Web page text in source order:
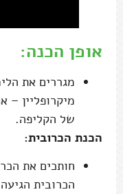
אופן הכנה:
מגררים את
מיקרופליין –
של הקליפה.
הכנת הכרובית:
חותכים את
הכרובית